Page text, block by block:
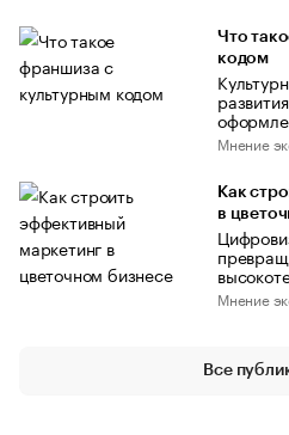
Что
кодом
Мнение
Как
в
Мнение
Все